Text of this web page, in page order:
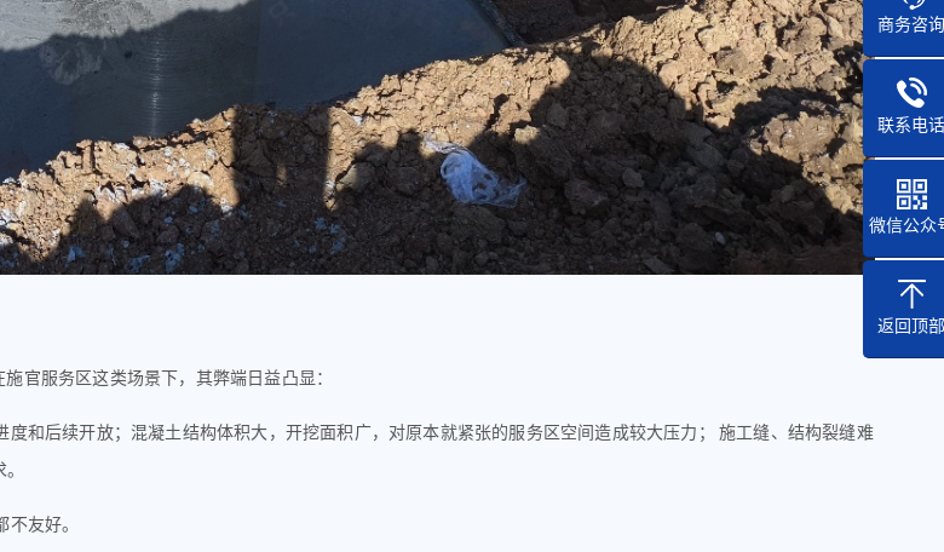
官服务区这类场景下，其弊端日益凸显：
度和后续开放； 混凝土结构体积大，开挖面积广，对原本就紧张的服务区空间造成较大压力 ； 施工缝、结构裂缝难
友好。
商务咨
联系电
微信公众
返回顶